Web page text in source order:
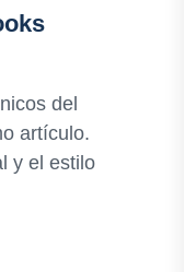
del
artículo.
y el estilo